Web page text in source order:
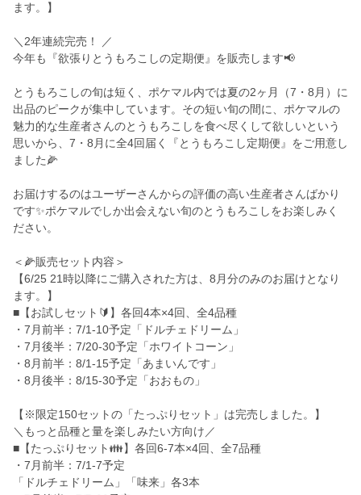
ます。】
＼2年連続完売！ ／
今年も『欲張りとうもろこしの定期便』を販売します📢
とうもろこしの旬は短く、ポケマル内では夏の2ヶ月（7・8月）に
出品のピークが集中しています。その短い旬の間に、ポケマルの
魅力的な生産者さんのとうもろこしを食べ尽くして欲しいという
思いから、7・8月に全4回届く『とうもろこし定期便』をご用意し
ました🌽
お届けするのはユーザーさんからの評価の高い生産者さんばかり
です✨ポケマルでしか出会えない旬のとうもろこしをお楽しみく
ださい。
＜🌽販売セット内容＞
【6/25 21時以降にご購入された方は、8月分のみのお届けとなり
ます。】
■【お試しセット🔰】各回4本×4回、全4品種
・7月前半：7/1-10予定「ドルチェドリーム」
・7月後半：7/20-30予定「ホワイトコーン」
・8月前半：8/1-15予定「あまいんです」
・8月後半：8/15-30予定「おおもの」
【※限定150セットの「たっぷりセット」は完売しました。】
＼もっと品種と量を楽しみたい方向け／
■【たっぷりセット👪】各回6-7本×4回、全7品種
・7月前半：7/1-7予定
「ドルチェドリーム」「味来」各3本